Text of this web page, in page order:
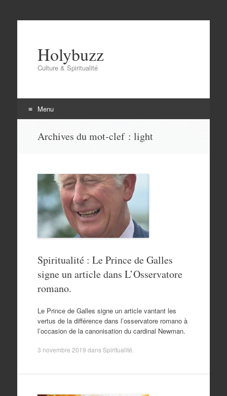
Holybuzz
Culture & Spiritualité
Menu
Archives du mot-clef : light
Spiritualité : Le Prince de Galles
signe un article dans L’Osservatore
romano.
Le Prince de Galles signe un article vantant les
vertus de la différence dans l’osservatore romano à
l’occasion de la canonisation du cardinal Newman.
3 novembre 2019 dansSpiritualité